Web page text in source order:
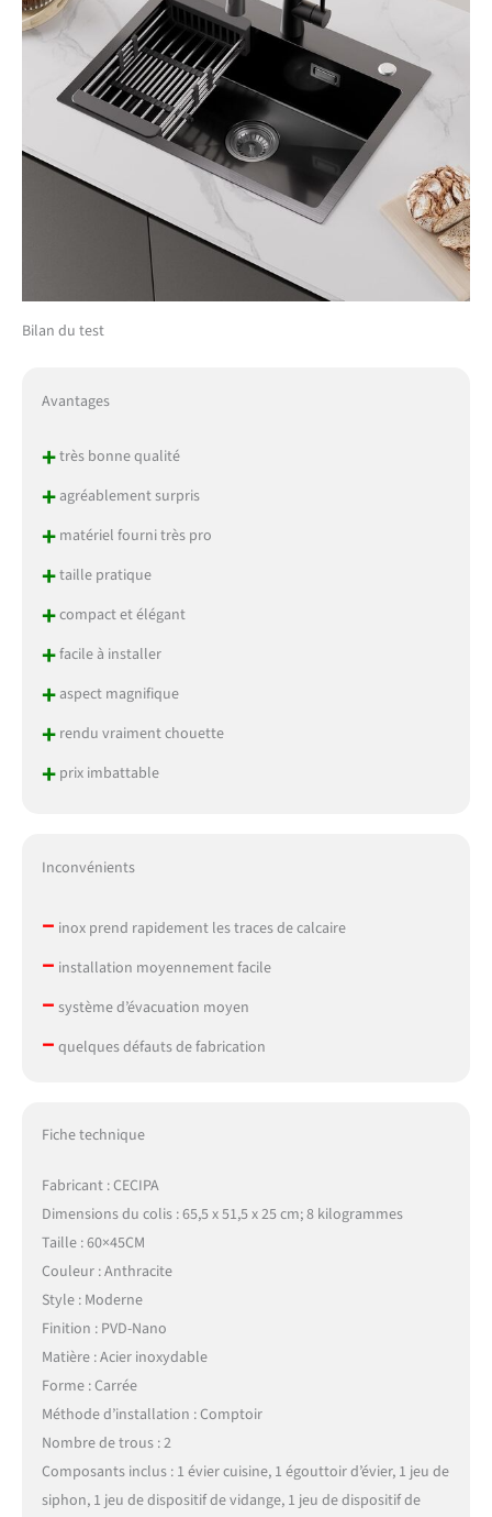
Bilan du test
Avantages
+très bonne qualité
+agréablement surpris
+matériel fourni très pro
+taille pratique
+compact et élégant
+facile à installer
+aspect magnifique
+rendu vraiment chouette
+prix imbattable
Inconvénients
– inox prend rapidement les traces de calcaire
– installation moyennement facile
– système d’évacuation moyen
– quelques défauts de fabrication
Fiche technique
Fabricant : CECIPA
Dimensions du colis : 65,5 x 51,5 x 25 cm; 8 kilogrammes
Taille : 60×45CM
Couleur : Anthracite
Style : Moderne
Finition : PVD-Nano
Matière : Acier inoxydable
Forme : Carrée
Méthode d’installation : Comptoir
Nombre de trous : 2
Composants inclus : 1 évier cuisine, 1 égouttoir d’évier, 1 jeu de
siphon, 1 jeu de dispositif de vidange, 1 jeu de dispositif de